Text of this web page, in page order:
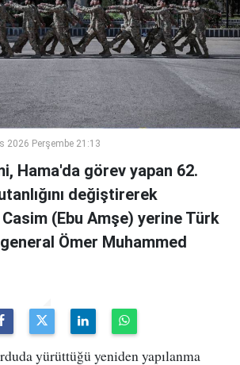
2026 Perşembe 21:13
Hama'da görev yapan 62.
değiştirerek
(Ebu Amşe) yerine Türk
Ömer Muhammed
yürüttüğü yeniden yapılanma